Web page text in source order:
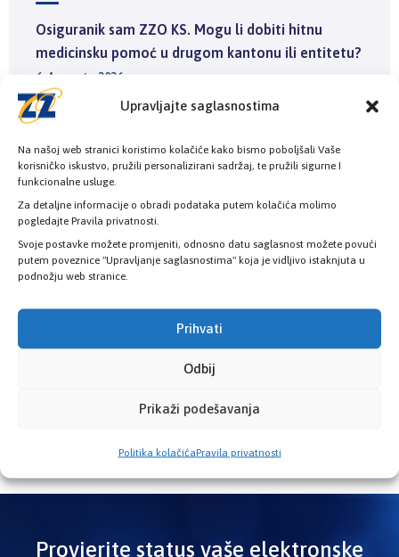
Upravljajte saglasnostima
Na našoj web stranici koristimo kolačiće kako bismo poboljšali Vaše
korisničko iskustvo, pružili personalizirani sadržaj, te pružili sigurne I
funkcionalne usluge.
Za detaljne informacije o obradi podataka putem kolačića molimo
pogledajte Pravila privatnosti.
Svoje postavke možete promjeniti, odnosno datu saglasnost možete povući
putem poveznice "Upravljanje saglasnostima" koja je vidljivo istaknjuta u
podnožju web stranice.
Prihvati
Odbij
Prikaži podešavanja
Politika kolačićaPravila privatnosti
Osiguranik sam ZZO KS. Mogu li dobiti hitnu
medicinsku pomoć u drugom kantonu ili entitetu?
6. Augusta 2026.
osiguranja KS smanjuju liste čekanja: Osigurano
17.500 dijagnostičkih pregleda u ugovornim
zdravstvenim ustanovama
3. Augusta 2026.
Kosovac: Nova biološka terapija za oboljele od
reumatoidnog artritisa u Kantonu Sarajevo
Provjerite status vaše elektronske